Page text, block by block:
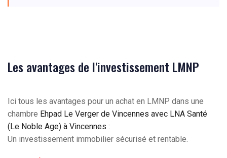
Les avantages de l'investissement LMNP
Ici tous les avantages pour un achat en LMNP dans une
chambre Ehpad Le Verger de Vincennes avec LNA Santé
(Le Noble Age) à Vincennes :
Un investissement immobilier sécurisé et rentable.